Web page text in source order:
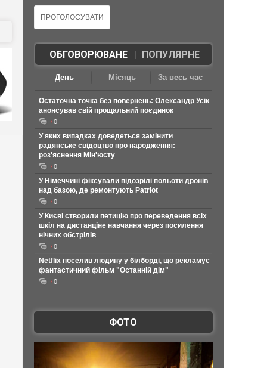
ОБГОВОРЮВАНЕ| ПОПУЛЯРНЕ
День Місяць За весь час
Остаточна точка без повернень: Олександр Усік
анонсував свій прощальний поєдинок
0
У яких випадках доведеться замінити
радянське свідоцтво про народження:
роз'яснення Мін'юсту
0
У Німеччині фіксували підозрілі польоти дронів
над базою, де ремонтують Patriot
0
У Києві створили петицію про переведення всіх
шкіл на дистанціне навчання через посилення
нічних обстрілів
0
Netflix поселив людину у білборді, що рекламує
фантастичний фільм "Останній дім"
0
ФОТО